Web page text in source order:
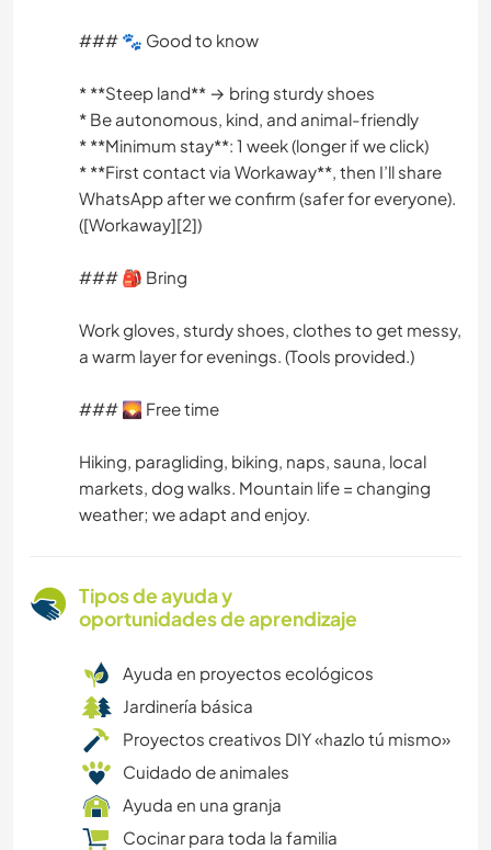
### 🐾 Good to know
* **Steep land** → bring sturdy shoes
* Be autonomous, kind, and animal-friendly
* **Minimum stay**: 1 week (longer if we click)
* **First contact via Workaway**, then I’ll share
WhatsApp after we confirm (safer for everyone).
([Workaway][2])
### 🎒 Bring
Work gloves, sturdy shoes, clothes to get messy,
a warm layer for evenings. (Tools provided.)
### 🌄 Free time
Hiking, paragliding, biking, naps, sauna, local
markets, dog walks. Mountain life = changing
weather; we adapt and enjoy.
Tipos de ayuda y
oportunidades de aprendizaje
Ayuda en proyectos ecológicos
Jardinería básica
Proyectos creativos DIY «hazlo tú mismo»
Cuidado de animales
Ayuda en una granja
Cocinar para toda la familia